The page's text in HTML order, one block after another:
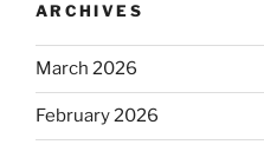
ARCHIVES
March 2026
February 2026